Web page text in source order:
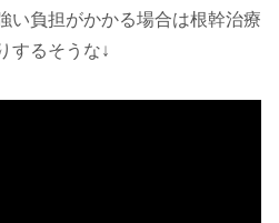
い負担がかかる場合は根幹治療
するそうな↓